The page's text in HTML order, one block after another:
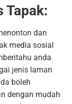
Tapak:
dan
media sosial
anda
jenis laman
boleh
dengan mudah